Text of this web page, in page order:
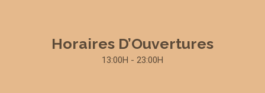
Horaires D’Ouvertures
13:00H - 23:00H